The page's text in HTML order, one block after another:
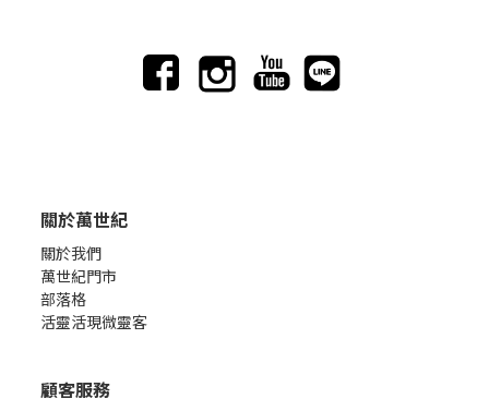
關於萬世紀
關於我們
萬世紀門市
部落格
活靈活現微靈客
顧客服務